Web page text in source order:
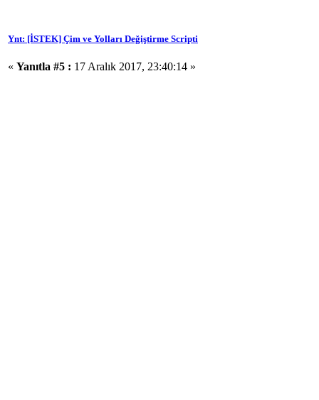
Ynt: [İSTEK] Çim ve Yolları Değiştirme Scripti
« Yanıtla #5 : 17 Aralık 2017, 23:40:14 »